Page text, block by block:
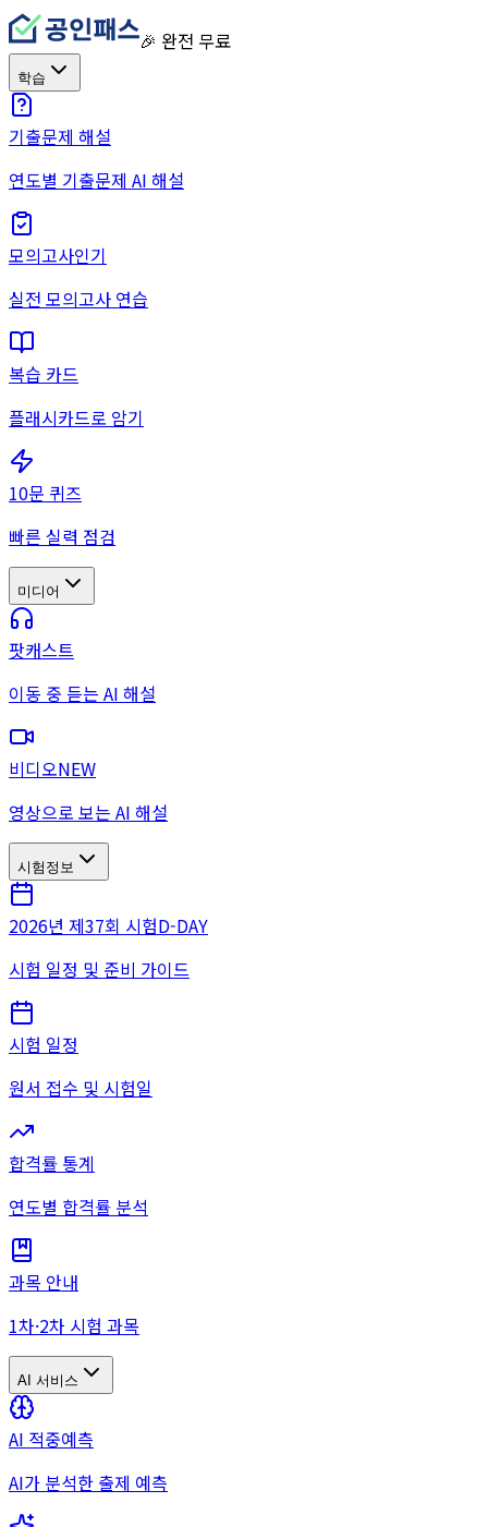
🎉 완전 무료
학습
기출문제 해설
연도별 기출문제 AI 해설
모의고사인기
실전 모의고사 연습
복습 카드
플래시카드로 암기
10문 퀴즈
빠른 실력 점검
미디어
팟캐스트
이동 중 듣는 AI 해설
비디오NEW
영상으로 보는 AI 해설
시험정보
2026년 제37회 시험D-DAY
시험 일정 및 준비 가이드
시험 일정
원서 접수 및 시험일
합격률 통계
연도별 합격률 분석
과목 안내
1차·2차 시험 과목
AI 서비스
AI 적중예측
AI가 분석한 출제 예측